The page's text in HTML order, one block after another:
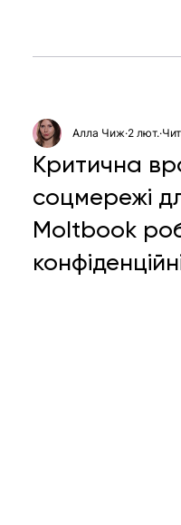
Критична
соцмережі
Moltbook
Алла Чиж 2 лют.